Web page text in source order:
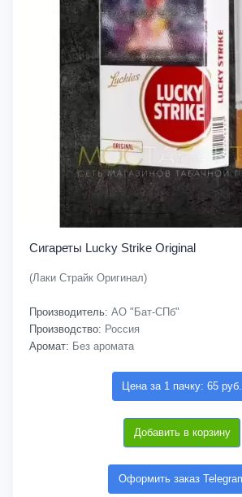
Сигареты Lucky Strike Original
(Лаки Страйк Оригинал)
Производитель: АО "Бат-СПб"
Производство: Россия
Аромат: Без аромата
Цена за 1 пачку: 65 руб.
Добавить в корзину
Оформить заказ